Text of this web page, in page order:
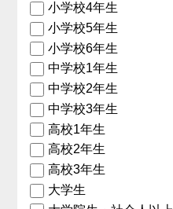
小学校4年生
小学校5年生
小学校6年生
中学校1年生
中学校2年生
中学校3年生
高校1年生
高校2年生
高校3年生
大学生